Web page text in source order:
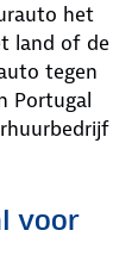
het
land of de
tegen
Portugal
voor